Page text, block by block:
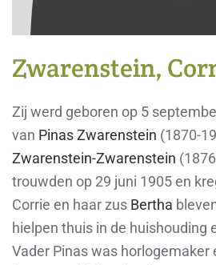
Zwarenstein,
Zij werd geboren op 5
van Pinas Zwarenstein (1870-
Zwarenstein-Zwarenstein
trouwden op 29 juni 1905 en
Corrie en haar zus Bertha
hielpen thuis in de huishouding
Vader Pinas was horlogemaker